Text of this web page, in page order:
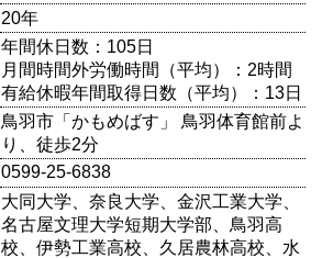
20年
年間休日数：105日
月間時間外労働時間（平均）：2時間
有給休暇年間取得日数（平均）：13日
鳥羽市「かもめばす」 鳥羽体育館前よ
り、徒歩2分
0599-25-6838
大同大学、奈良大学、金沢工業大学、
名古屋文理大学短期大学部、鳥羽高
校、伊勢工業高校、久居農林高校、水